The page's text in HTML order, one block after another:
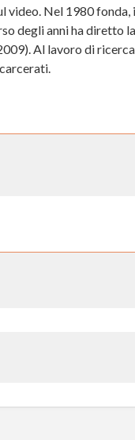
Nel 1980
degli anni ha diretto
Al lavoro di